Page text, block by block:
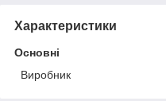
Характеристики
Основні
Виробник